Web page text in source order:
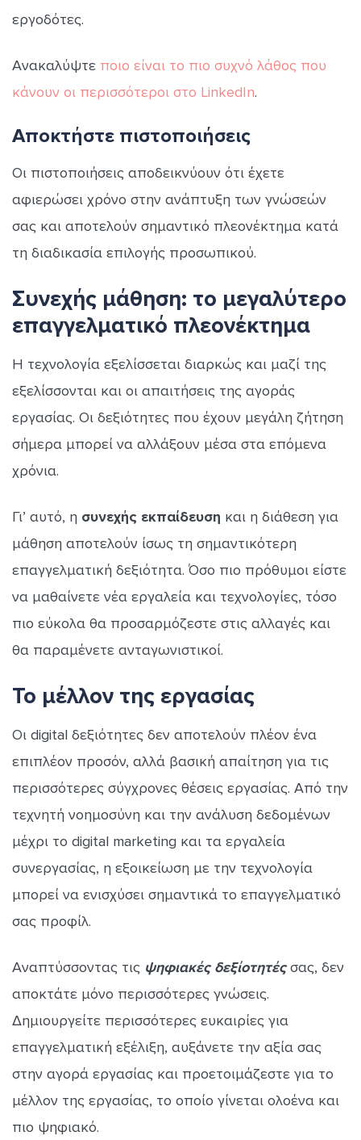
εργοδότες.
Ανακαλύψτε ποιο είναι το πιο συχνό λάθος που
κάνουν οι περισσότεροι στο LinkedIn.
Αποκτήστε πιστοποιήσεις
Οι πιστοποιήσεις αποδεικνύουν ότι έχετε
αφιερώσει χρόνο στην ανάπτυξη των γνώσεών
σας και αποτελούν σημαντικό πλεονέκτημα κατά
τη διαδικασία επιλογής προσωπικού.
Συνεχής μάθηση: το μεγαλύτερο
επαγγελματικό πλεονέκτημα
Η τεχνολογία εξελίσσεται διαρκώς και μαζί της
εξελίσσονται και οι απαιτήσεις της αγοράς
εργασίας. Οι δεξιότητες που έχουν μεγάλη ζήτηση
σήμερα μπορεί να αλλάξουν μέσα στα επόμενα
χρόνια.
Γι’ αυτό, η συνεχής εκπαίδευση και η διάθεση για
μάθηση αποτελούν ίσως τη σημαντικότερη
επαγγελματική δεξιότητα. Όσο πιο πρόθυμοι είστε
να μαθαίνετε νέα εργαλεία και τεχνολογίες, τόσο
πιο εύκολα θα προσαρμόζεστε στις αλλαγές και
θα παραμένετε ανταγωνιστικοί.
Το μέλλον της εργασίας
Οι digital δεξιότητες δεν αποτελούν πλέον ένα
επιπλέον προσόν, αλλά βασική απαίτηση για τις
περισσότερες σύγχρονες θέσεις εργασίας. Από την
τεχνητή νοημοσύνη και την ανάλυση δεδομένων
μέχρι το digital marketing και τα εργαλεία
συνεργασίας, η εξοικείωση με την τεχνολογία
μπορεί να ενισχύσει σημαντικά το επαγγελματικό
σας προφίλ.
Αναπτύσσοντας τις ψηφιακές δεξίοτητέςσας, δεν
αποκτάτε μόνο περισσότερες γνώσεις.
Δημιουργείτε περισσότερες ευκαιρίες για
επαγγελματική εξέλιξη, αυξάνετε την αξία σας
στην αγορά εργασίας και προετοιμάζεστε για το
μέλλον της εργασίας, το οποίο γίνεται ολοένα και
πιο ψηφιακό.